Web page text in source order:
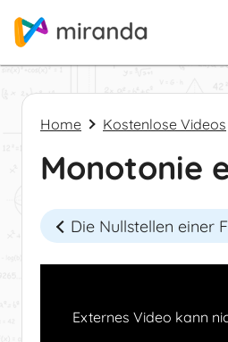
Home Kostenlose Videos
Monotonie
Die Nullstellen einer
Externes Video kann